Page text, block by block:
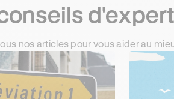
nos articles pour vous aider au